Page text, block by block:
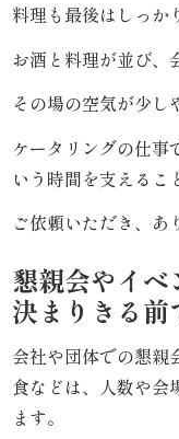
ズ
ン
か
選
ぶ
料理も最後はしっか
お酒と料理が並び、
その場の空気が少し
ケータリングの仕事
いう時間を支えるこ
ご依頼いただき、あ
懇親会やイ
決まりきる
会社や団体での懇親
食などは、人数や会
ます。